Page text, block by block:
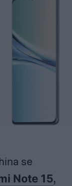
se
Note 15,